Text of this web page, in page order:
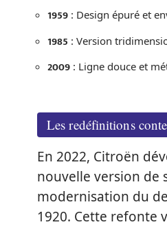
1959 : Design épuré et
1985 : Version
2009 : Ligne douce et
Les redéfinitions
En 2022, Citroën
nouvelle version de
modernisation du
1920. Cette refonte